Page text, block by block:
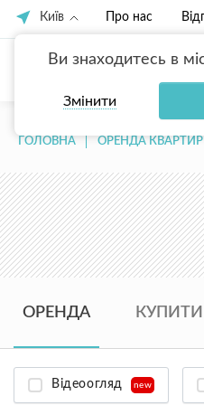
Київ
Ви знаходитесь в
Змінити
Про нас
ГОЛОВНА ОРЕНДА КВАРТИР
ОРЕНДА КУПИТИ
Відеоогляд new